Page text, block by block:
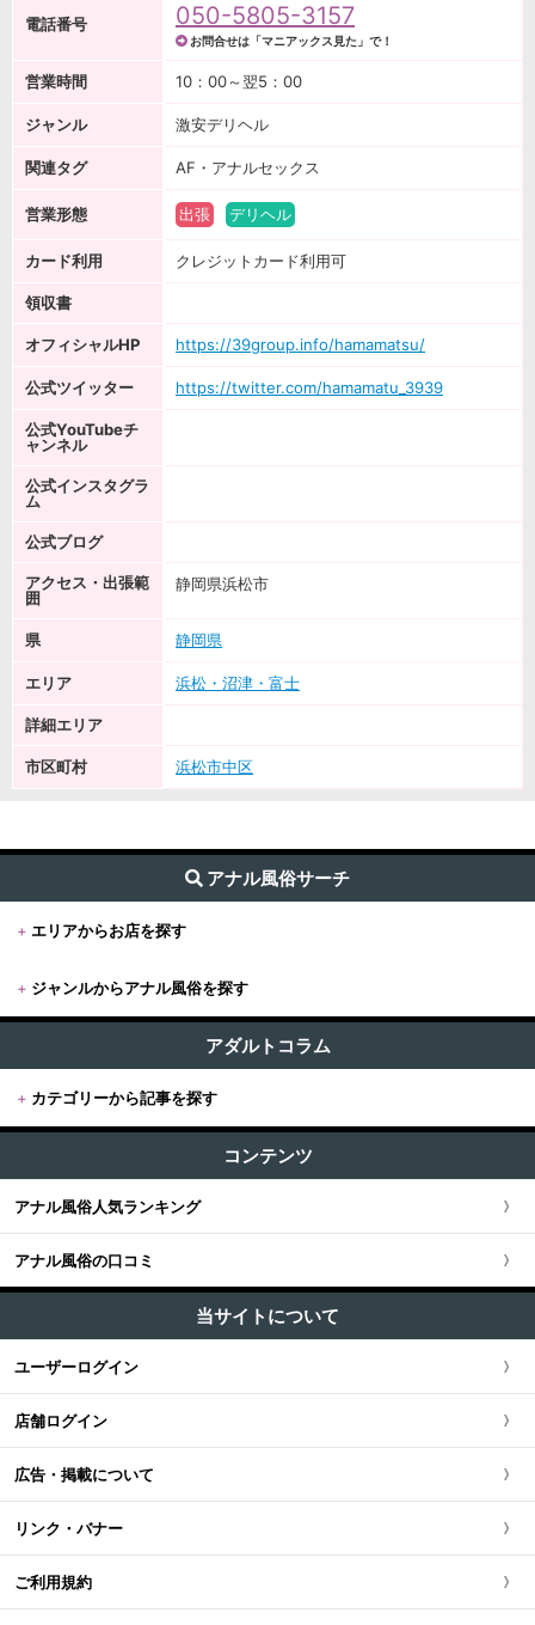
電話番号 050-5805-3157
お問合せは「マニアックス見た」で！
営業時間 10：00～翌5：00
ジャンル 激安デリヘル
関連タグ AF・アナルセックス
営業形態 出張 デリヘル
カード利用 クレジットカード利用可
領収書
オフィシャルHP https://39group.info/hamamatsu/
公式ツイッター https://twitter.com/hamamatu_3939
公式YouTubeチ
ャンネル
公式インスタグラ
ム
公式ブログ
アクセス・出張範
囲
静岡県浜松市
県 静岡県
エリア 浜松・沼津・富士
詳細エリア
市区町村 浜松市中区
アナル風俗サーチ
+ エリアからお店を探す
+東京
東京全域
新宿・歌舞伎町・新大久保・高田馬場
池袋・大塚・巣鴨
五反田・品川・高輪・蒲田
新橋・汐留・銀座・六本木・赤坂
上野・鶯谷・神田・秋葉原
錦糸町・葛西・葛飾
立川・八王子・町田
関東版TOP
埼玉県
神奈川県
茨城県
栃木県
群馬県
+関西
関西全域
大阪府
兵庫県
滋賀県
奈良県
和歌山県
東海・北陸・甲信越版TOP
東海・北陸・甲信越全域
静岡県
新潟県
岐阜県
三重県
山梨県
中国・四国版TOP
中国・四国全域
広島県
岡山県
鳥取県
島根県
+九州・沖縄
九州・沖縄版TOP
九州・沖縄全域
福岡県
熊本県
佐賀県
+ ジャンルからアナル風俗を探す
マニアプレイ・フェチプレイ (49)
アダルトコラム
+ カテゴリーから記事を探す
コンテンツ
アナル風俗人気ランキング
アナル風俗の口コミ
当サイトについて
ユーザーログイン
店舗ログイン
広告・掲載について
リンク・バナー
ご利用規約